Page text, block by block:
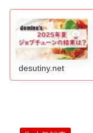
desutiny.net